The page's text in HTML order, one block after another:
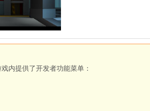
11.3.2
内提供了开发者功能菜单：